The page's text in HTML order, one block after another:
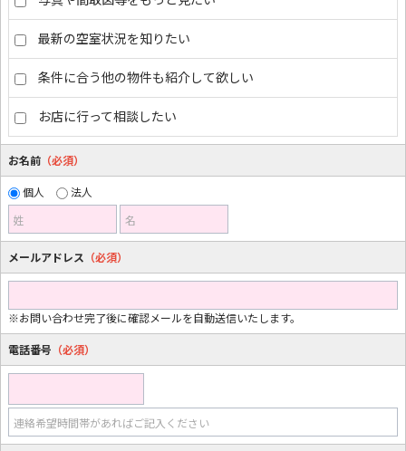
最新の空室状況を知りたい
条件に合う他の物件も紹介して欲しい
お店に行って相談したい
お名前 （必須）
個人
法人
姓
名
メールアドレス （必須）
※お問い合わせ完了後に確認メールを自動送信いたします。
電話番号 （必須）
連絡希望時間帯があればご記入ください